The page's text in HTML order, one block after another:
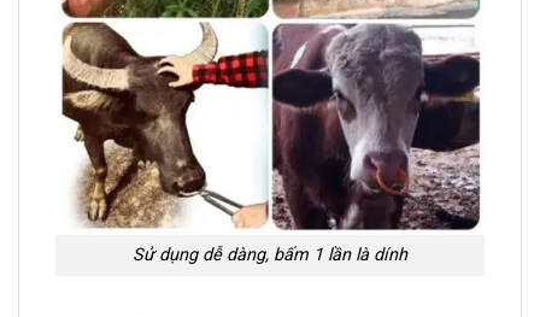
Sử dụng dễ dàng, bấm 1 lần là dính